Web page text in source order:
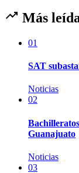
Más
01
SAT
Noticias
02
Guanajuato
Noticias
03